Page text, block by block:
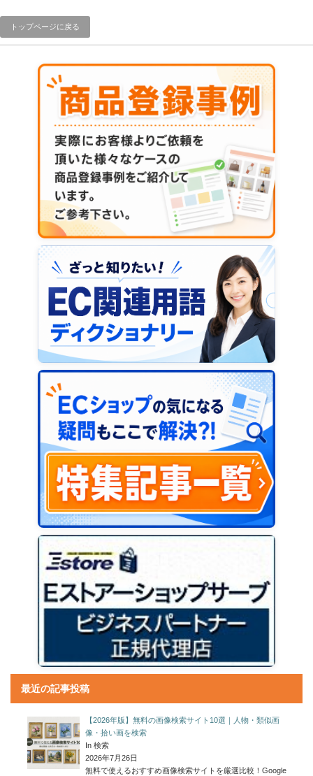
トップページに戻る
最近の記事投稿
【2026年版】無料の画像検索サイト10選｜人物・類似画
像・拾い画を検索
In 検索
2026年7月26日
無料で使えるおすすめ画像検索サイトを厳選比較！Google